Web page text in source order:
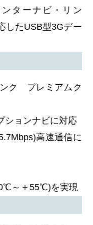
ターナビ・リン
たUSB型3Gデー
ク プレミアムク
ションナビに対応
高速通信に
～＋55℃)を実現